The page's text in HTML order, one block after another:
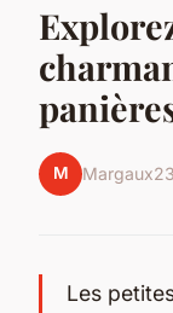
M Margaux
Les